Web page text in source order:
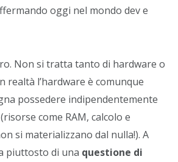
oggi nel mondo dev e
Non si tratta tanto di hardware o
realtà l’hardware è comunque
possedere indipendentemente
come RAM, calcolo e
si materializzano dal nulla!). A
piuttosto di una questione di